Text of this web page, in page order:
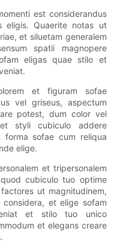
est considerandus
eligis. Quaerite notas ut
et siluetam generalem
spatii magnopere
eligas quae stilo et
et figuram sofae
vel griseus, aspectum
potest, dum color vel
styli cubiculo addere
sofae cum reliqua
elige.
et tripersonalem
cubiculo tuo optime
ut magnitudinem,
et elige sofam
et stilo tuo unico
et elegans creare